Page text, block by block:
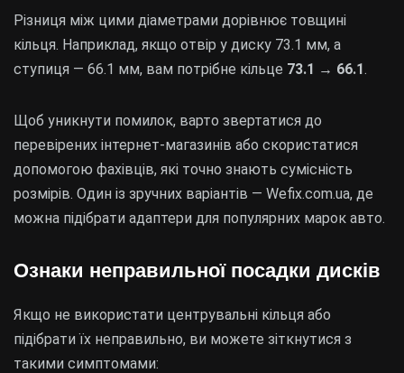
Різниця між цими діаметрами дорівнює товщині
кільця. Наприклад, якщо отвір у диску 73.1 мм, а
ступиця — 66.1 мм, вам потрібне кільце 73.1 → 66.1.
Щоб уникнути помилок, варто звертатися до
перевірених інтернет-магазинів або скористатися
допомогою фахівців, які точно знають сумісність
розмірів. Один із зручних варіантів — Wefix.com.ua, де
можна підібрати адаптери для популярних марок авто.
Ознаки неправильної посадки дисків
Якщо не використати центрувальні кільця або
підібрати їх неправильно, ви можете зіткнутися з
такими симптомами: